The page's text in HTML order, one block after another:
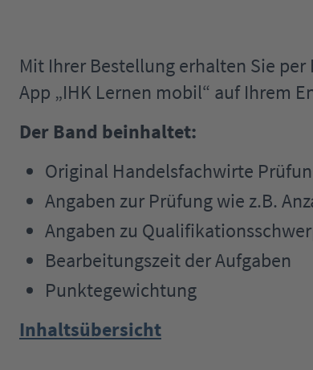
Mit Ihrer Bestellung erhalten Sie
App „IHK Lernen mobil“ auf Ihrem
Der Band beinhaltet:
Original Handelsfachwirte
Angaben zur Prüfung wie z.B.
Angaben zu
Bearbeitungszeit der Aufgaben
Punktegewichtung
Inhaltsübersicht